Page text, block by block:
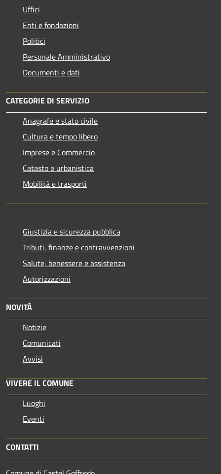
Uffici
Enti e fondazioni
Politici
Personale Amministrativo
Documenti e dati
CATEGORIE DI SERVIZIO
Anagrafe e stato civile
Cultura e tempo libero
Imprese e Commercio
Catasto e urbanistica
Mobilità e trasporti
Giustizia e sicurezza pubblica
Tributi, finanze e contravvenzioni
Salute, benessere e assistenza
Autorizzazioni
NOVITÀ
Notizie
Comunicati
Avvisi
VIVERE IL COMUNE
Luoghi
Eventi
CONTATTI